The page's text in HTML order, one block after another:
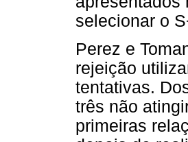
selecionar o
Perez e
rejeição
tentativas.
três não
primeiras